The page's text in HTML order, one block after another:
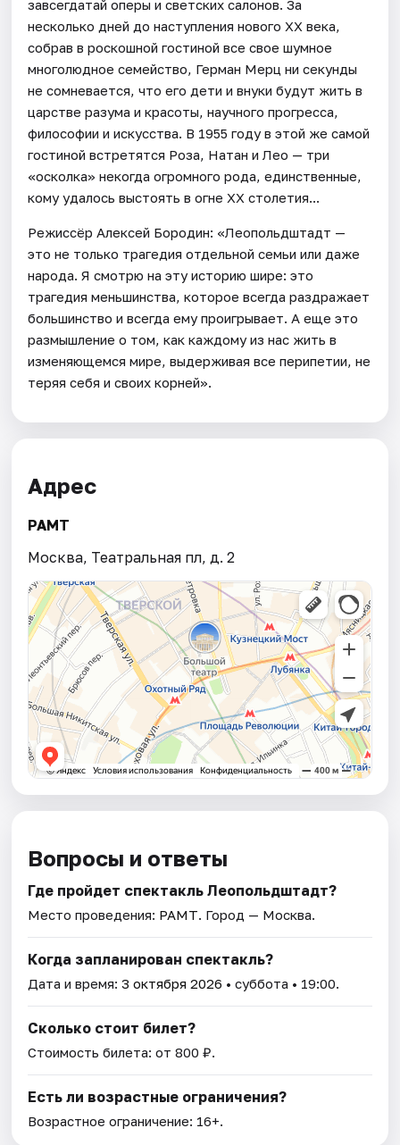
завсегдатай оперы и светских салонов. За
несколько дней до наступления нового XX века,
собрав в роскошной гостиной все свое шумное
многолюдное семейство, Герман Мерц ни секунды
не сомневается, что его дети и внуки будут жить в
царстве разума и красоты, научного прогресса,
философии и искусства. В 1955 году в этой же самой
гостиной встретятся Роза, Натан и Лео — три
«осколка» некогда огромного рода, единственные,
кому удалось выстоять в огне XX столетия...
Режиссёр Алексей Бородин: «Леопольдштадт —
это не только трагедия отдельной семьи или даже
народа. Я смотрю на эту историю шире: это
трагедия меньшинства, которое всегда раздражает
большинство и всегда ему проигрывает. А еще это
размышление о том, как каждому из нас жить в
изменяющемся мире, выдерживая все перипетии, не
теряя себя и своих корней».
Адрес
РАМТ
Москва, Театральная пл, д. 2
Вопросы и ответы
Где пройдет спектакль Леопольдштадт?
Место проведения: РАМТ. Город — Москва.
Когда запланирован спектакль?
Дата и время:3 октября 2026 • суббота • 19:00.
Сколько стоит билет?
Стоимость билета: от 800 ₽.
Есть ли возрастные ограничения?
Возрастное ограничение: 16+.